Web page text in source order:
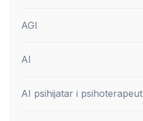
AGI
AI
AI psihijatar i psihoterapeut